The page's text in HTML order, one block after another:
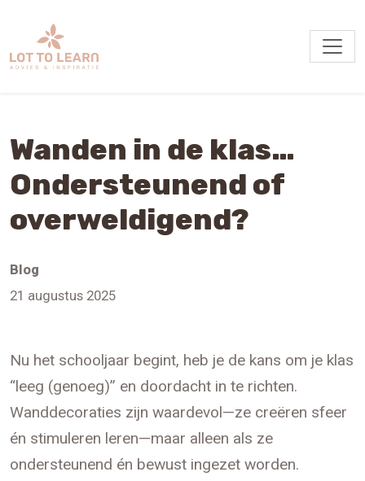
Wanden in de klas…
Ondersteunend of
overweldigend?
Blog
21 augustus 2025
Nu het schooljaar begint, heb je de kans om je klas
“leeg (genoeg)” en doordacht in te richten.
Wanddecoraties zijn waardevol—ze creëren sfeer
én stimuleren leren—maar alleen als ze
ondersteunend én bewust ingezet worden.